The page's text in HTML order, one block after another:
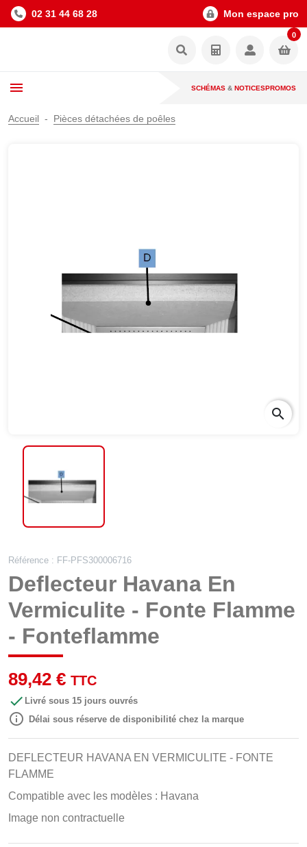
02 31 44 68 28 Mon espace pro
0
SCHÉMAS & NOTICESPROMOS
Accueil Pièces détachées de poêles
search
Référence : FF-PFS300006716
Deflecteur Havana En
Vermiculite - Fonte Flamme
- Fonteflamme
89,42 € TTC
 Livré sous 15 jours ouvrés
 Délai sous réserve de disponibilité chez la marque
DEFLECTEUR HAVANA EN VERMICULITE - FONTE
FLAMME
Compatible avec les modèles : Havana
Image non contractuelle